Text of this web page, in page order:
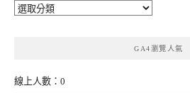
分
GA4瀏覽人氣
線上人數：0